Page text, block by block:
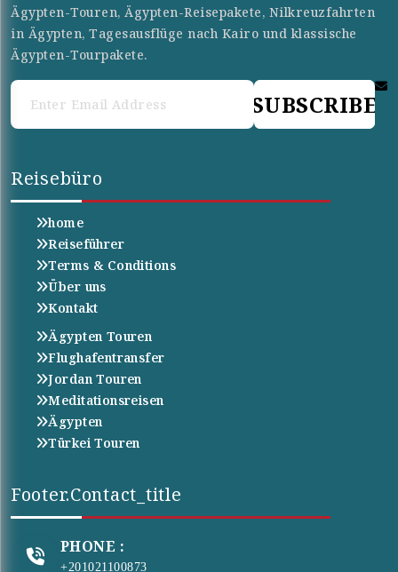
Ägypten-Touren, Ägypten-Reisepakete, Nilkreuzfahrten
in Ägypten, Tagesausflüge nach Kairo und klassische
Ägypten-Tourpakete.
SUBSCRIBE
Reisebüro
home
Reiseführer
Terms & Conditions
Über uns
Kontakt
Ägypten Touren
Flughafentransfer
Jordan Touren
Meditationsreisen
Ägypten
Türkei Touren
Footer.contact_title
PHONE :
+201021100873